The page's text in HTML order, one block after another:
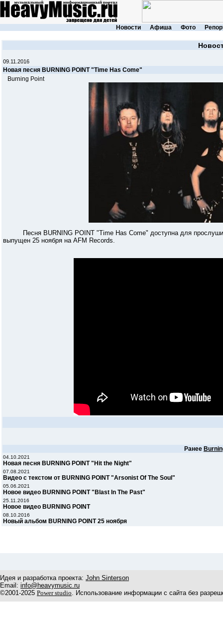
Новости Афиша Фото
09.11.2016
Новая песня BURNING POINT "Time Has Come"
Burning Point
Песня BURNING POINT "Time Has Come" доступна для
выпущен 25 ноября на AFM Records.
Ранее
04.10.2021
Новая песня BURNING POINT "Hit the Night"
07.08.2021
Видео с текстом от BURNING POINT "Arsonist Of The Soul"
05.06.2021
Новое видео BURNING POINT "Blast In The Past"
25.11.2016
Новое видео BURNING POINT
08.10.2016
Новый альбом BURNING POINT 25 ноября
Идея и разработка проекта: John Sinterson
Email: info@heavymusic.ru
©2001-2025 Power studio. Использование информации с сайта без